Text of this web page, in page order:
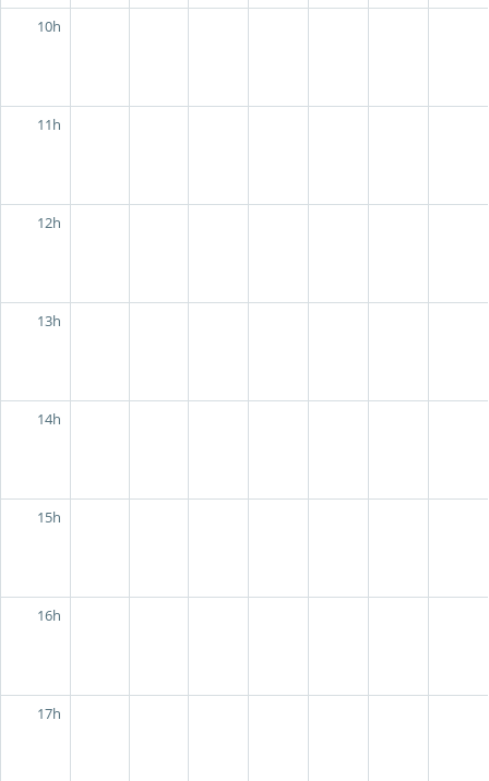
10h
11h
12h
13h
14h
15h
16h
17h